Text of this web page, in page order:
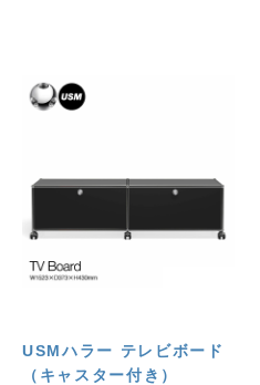
USMハラー テレビボード
（キャスター付き）